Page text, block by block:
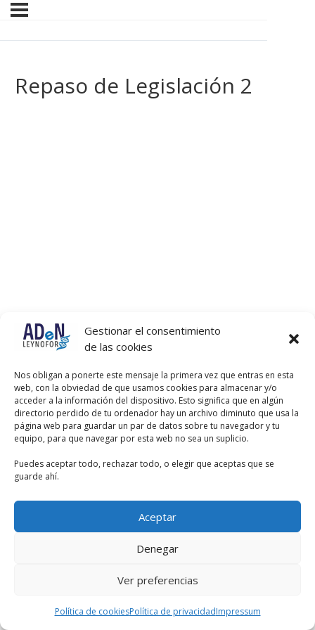
Gestionar el consentimiento
de las cookies
Nos obligan a ponerte este mensaje la primera vez que entras en esta
web, con la obviedad de que usamos cookies para almacenar y/o
acceder a la información del dispositivo. Esto significa que en algún
directorio perdido de tu ordenador hay un archivo diminuto que usa la
página web para guardar un par de datos sobre tu navegador y tu
equipo, para que navegar por esta web no sea un suplicio.
Puedes aceptar todo, rechazar todo, o elegir que aceptas que se
guarde ahí.
Aceptar
Denegar
Ver preferencias
Política de cookiesPolítica de privacidadImpressum
Repaso de Legislación 2